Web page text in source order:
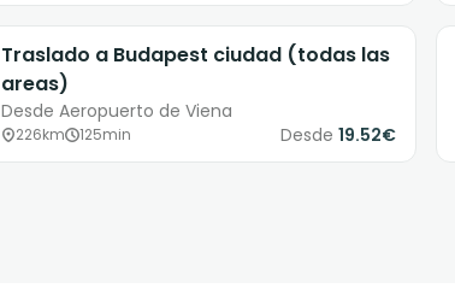
Traslado a Budapest ciudad (todas las
areas)
Desde Aeropuerto de Viena
226km 125min Desde 19.52€